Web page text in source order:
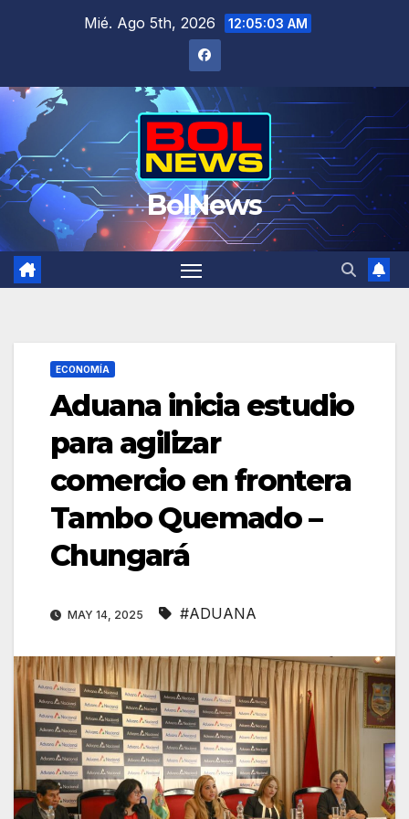
Mié. Ago 5th, 2026 12:05:03 AM
BolNews
ECONOMÍA
Aduana inicia estudio
para agilizar
comercio en frontera
Tambo Quemado –
Chungará
MAY 14, 2025 #ADUANA